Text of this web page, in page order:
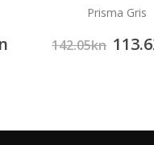
Prisma Gris
142.05kn